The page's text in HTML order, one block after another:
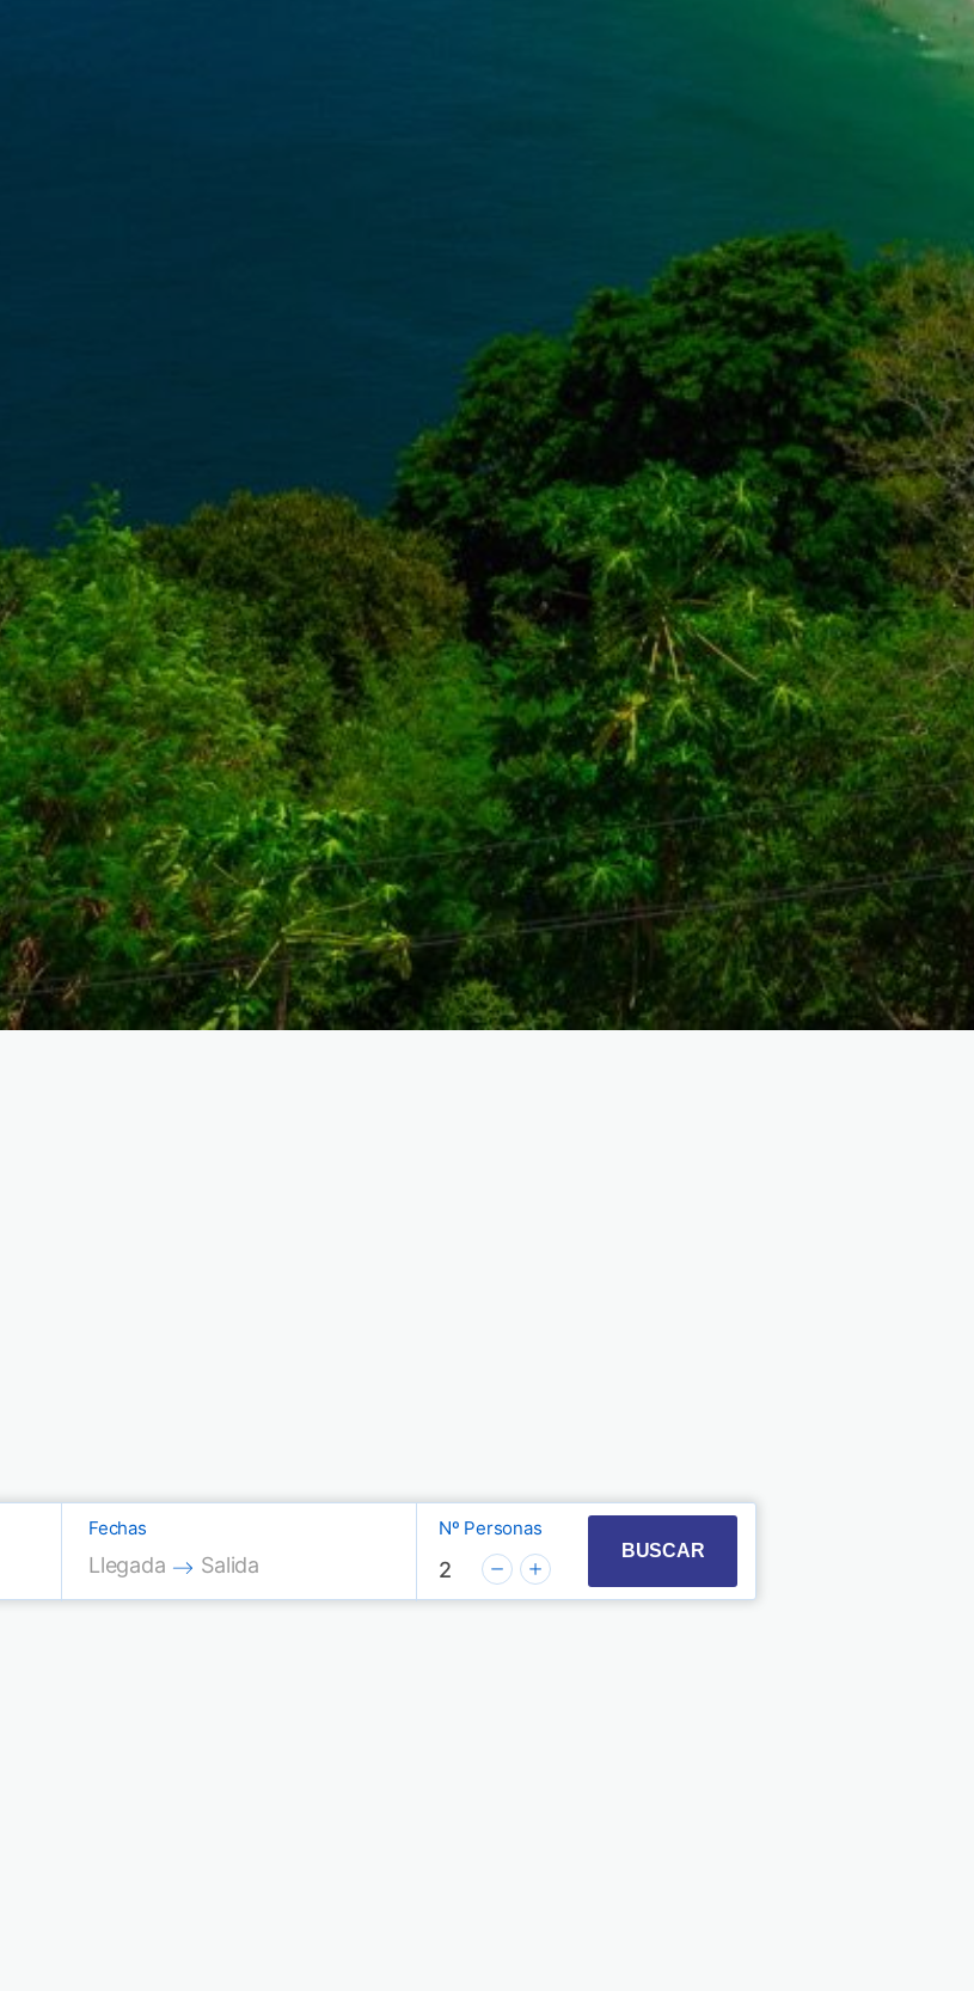
Fechas
Press the down arrow key to interact with the calendar and select a date. Press the
Llegada
Press the down arrow key to interact with the calendar and select a date.
Salida
Nº Personas
2
BUSCAR